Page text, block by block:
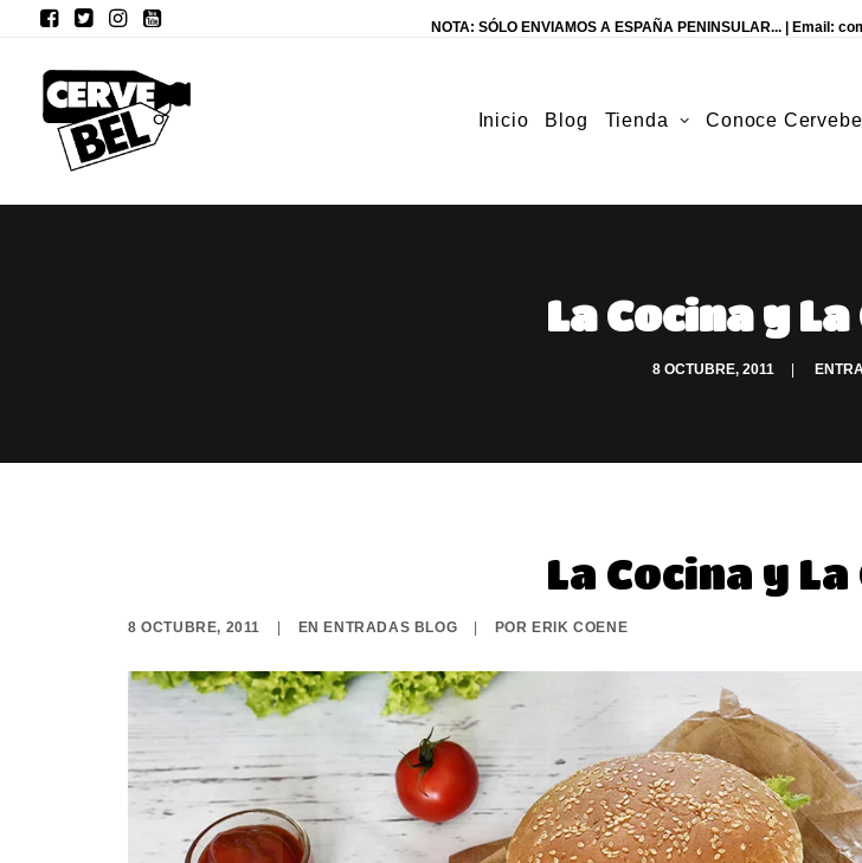
NOTA: SÓLO ENVIAMOS A ESPAÑA PENINSULAR... | Email:
Inicio Blog Tienda Conoce Cervebel
La Cocina y
8 OCTUBRE, 2011
La Cocina y
8 OCTUBRE, 2011 EN ENTRADAS BLOG POR ERIK COENE